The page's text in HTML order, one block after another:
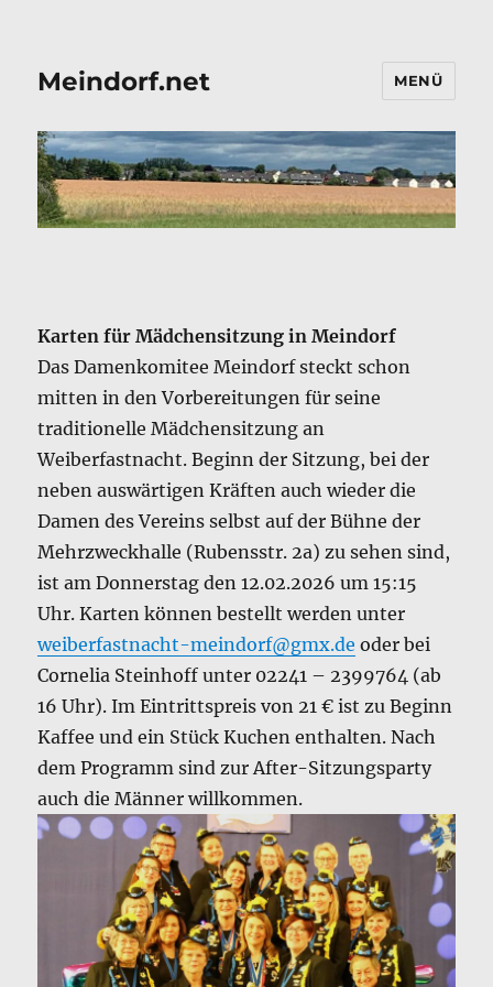
Meindorf.net MENÜ
Karten für Mädchensitzung in Meindorf
Das Damenkomitee Meindorf steckt schon
mitten in den Vorbereitungen für seine
traditionelle Mädchensitzung an
Weiberfastnacht. Beginn der Sitzung, bei der
neben auswärtigen Kräften auch wieder die
Damen des Vereins selbst auf der Bühne der
Mehrzweckhalle (Rubensstr. 2a) zu sehen sind,
ist am Donnerstag den 12.02.2026 um 15:15
Uhr. Karten können bestellt werden unter
weiberfastnacht-meindorf@gmx.de oder bei
Cornelia Steinhoff unter 02241 – 2399764 (ab
16 Uhr). Im Eintrittspreis von 21 € ist zu Beginn
Kaffee und ein Stück Kuchen enthalten. Nach
dem Programm sind zur After-Sitzungsparty
auch die Männer willkommen.